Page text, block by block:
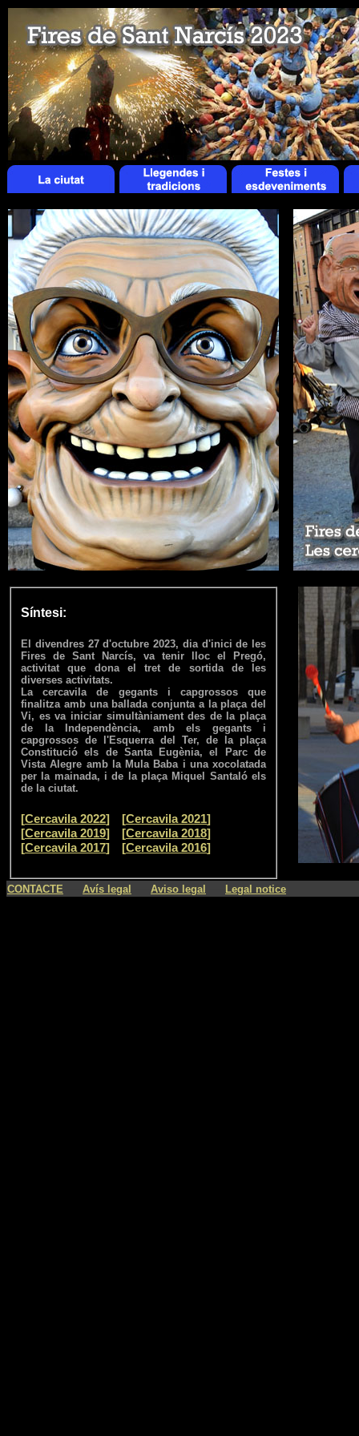
Síntesi:
El divendres 27 d'octubre 2023, dia d'inici de les
Fires de Sant Narcís, va tenir lloc el Pregó,
activitat que dona el tret de sortida de les
diverses activitats.
La cercavila de gegants i capgrossos que
finalitza amb una ballada conjunta a la plaça del
Vi, es va iniciar simultàniament des de la plaça
de la Independència, amb els gegants i
capgrossos de l'Esquerra del Ter, de la plaça
Constitució els de Santa Eugènia, el Parc de
Vista Alegre amb la Mula Baba i una xocolatada
per la mainada, i de la plaça Miquel Santaló els
de la ciutat.
[Cercavila 2022] [Cercavila 2021]
[Cercavila 2019] [Cercavila 2018]
[Cercavila 2017] [Cercavila 2016]
CONTACTE Avís legal Aviso legal Legal notice